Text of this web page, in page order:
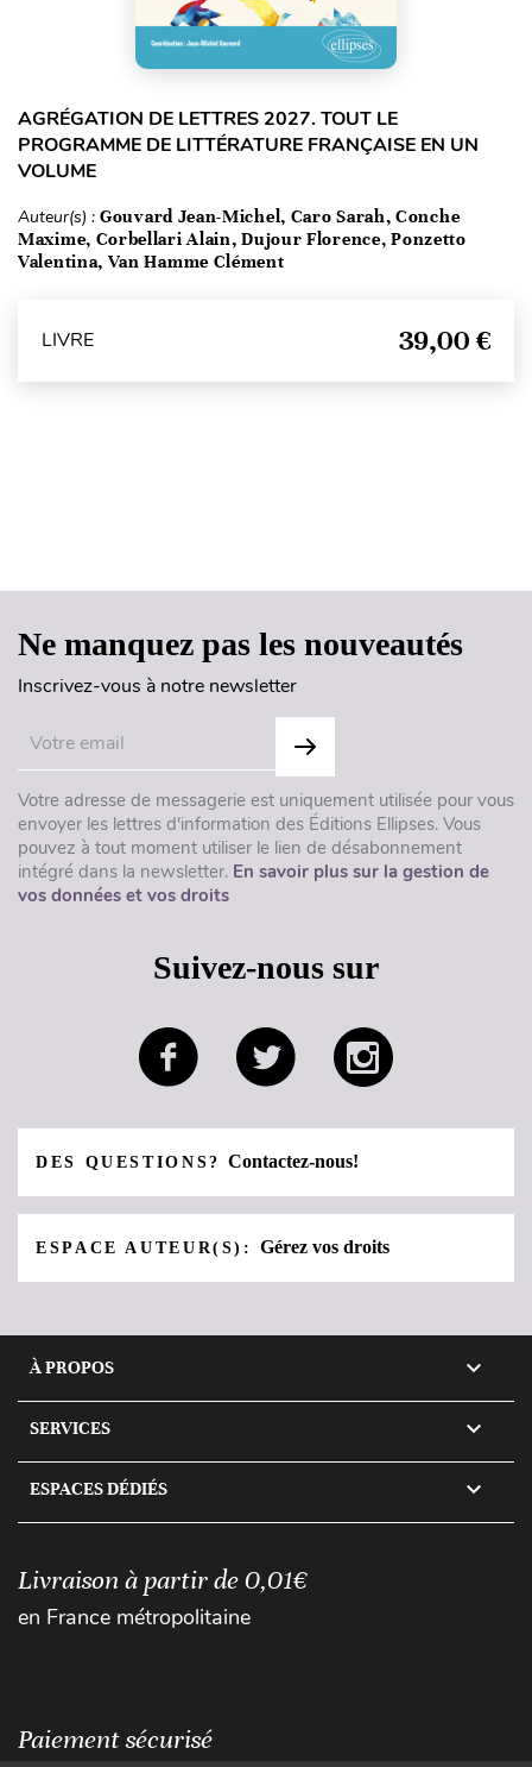
AGRÉGATION DE LETTRES 2027. TOUT LE
PROGRAMME DE LITTÉRATURE FRANÇAISE EN UN
VOLUME
Auteur(s) : Gouvard Jean-Michel, Caro Sarah, Conche
Maxime, Corbellari Alain, Dujour Florence, Ponzetto
Valentina, Van Hamme Clément
LIVRE 39,00 €
Ne manquez pas les nouveautés
Inscrivez-vous à notre newsletter
Votre adresse de messagerie est uniquement utilisée pour vous
envoyer les lettres d'information des Éditions Ellipses. Vous
pouvez à tout moment utiliser le lien de désabonnement
intégré dans la newsletter. En savoir plus sur la gestion de
vos données et vos droits
Suivez-nous sur
DES QUESTIONS?Contactez-nous!
ESPACE AUTEUR(S):Gérez vos droits
À PROPOS 
SERVICES 
ESPACES DÉDIÉS 
Livraison à partir de 0,01€
en France métropolitaine
Paiement sécurisé